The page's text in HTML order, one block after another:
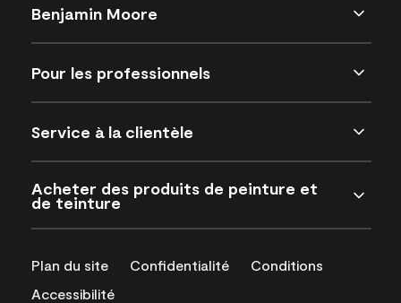
Benjamin Moore
Pour les professionnels
Service à la clientèle
Acheter des produits de peinture et
de teinture
Plan du site Confidentialité
Conditions
Accessibilité